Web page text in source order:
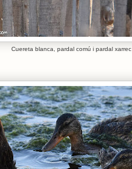
Cuereta blanca, pardal comú i pardal xarrec